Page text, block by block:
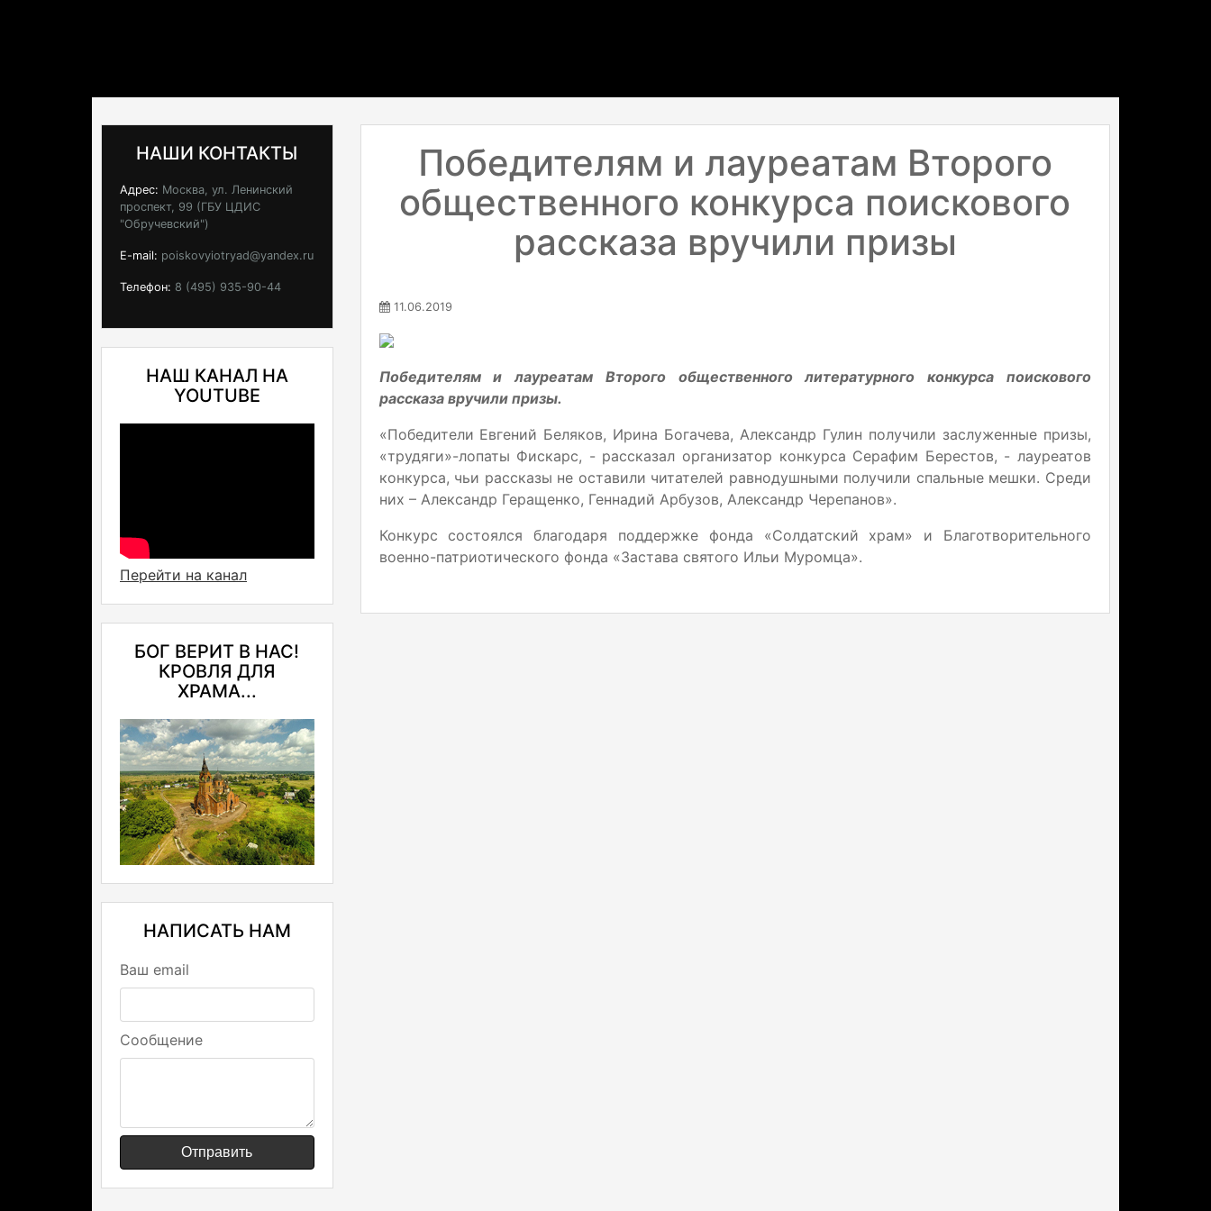
НАШИ КОНТАКТЫ
Адрес: Москва, ул. Ленинский
проспект, 99 (ГБУ ЦДИС
"Обручевский")
E-mail: poiskovyiotryad@yandex.ru
Телефон: 8 (495) 935-90-44
НАШ КАНАЛ НА
YOUTUBE
Перейти на канал
БОГ ВЕРИТ В НАС!
КРОВЛЯ ДЛЯ
ХРАМА...
НАПИСАТЬ НАМ
Ваш email
Сообщение
Отправить
Победителям и лауреатам Второго
общественного конкурса поискового
рассказа вручили призы
11.06.2019
Победителям и лауреатам Второго общественного литературного конкурса поискового
рассказа вручили призы.
«Победители Евгений Беляков, Ирина Богачева, Александр Гулин получили заслуженные призы,
«трудяги»-лопаты Фискарс, - рассказал организатор конкурса Серафим Берестов, - лауреатов
конкурса, чьи рассказы не оставили читателей равнодушными получили спальные мешки. Среди
них – Александр Геращенко, Геннадий Арбузов, Александр Черепанов».
Конкурс состоялся благодаря поддержке фонда «Солдатский храм» и Благотворительного
военно-патриотического фонда «Застава святого Ильи Муромца».